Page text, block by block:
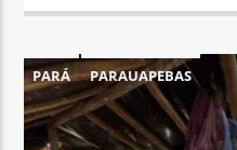
PARÁ PARAUAPEBAS